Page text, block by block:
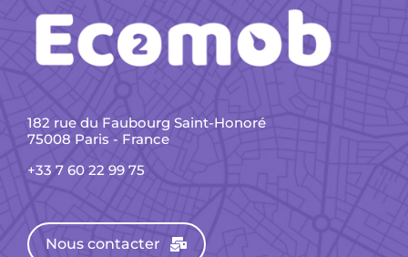
182 rue du Faubourg Saint-Honoré
75008 Paris - France
+33 7 60 22 99 75
Nous contacter